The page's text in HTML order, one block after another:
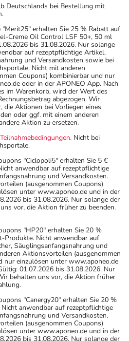
Deutschlands bei Bestellung mit
"Merit25" erhalten Sie 25 % Rabatt auf
Creme Oil Control LSF 50+, 50 ml
bis 31.08.2026. Nur solange
auf rezeptpflichtige Artikel,
und Versandkosten sowie bei
Nicht mit anderen
Coupons) kombinierbar und nur
oder in der APONEO App. Nach
im Warenkorb, wird der Wert des
abgezogen. Wir
die Aktionen bei Vorliegen eines
oder ggf. mit einem anderen
Aktion zu ersetzen.
Teilnahmebedingungen. Nicht bei
"Ciclopoli5" erhalten Sie 5 €
anwendbar auf rezeptpflichtige
und Versandkosten.
(ausgenommen Coupons)
unter www.aponeo.de und in der
bis 31.08.2026. Nur solange der
vor, die Aktion früher zu beenden.
"HP20" erhalten Sie 20 %
Produkte. Nicht anwendbar auf
Säuglingsanfangsnahrung und
Aktionsvorteilen (ausgenommen
nur einzulösen unter www.aponeo.de
01.07.2026 bis 31.08.2026. Nur
behalten uns vor, die Aktion früher
"Canergy20" erhalten Sie 20 %
anwendbar auf rezeptpflichtige
und Versandkosten.
(ausgenommen Coupons)
unter www.aponeo.de und in der
bis 31.08.2026. Nur solange der